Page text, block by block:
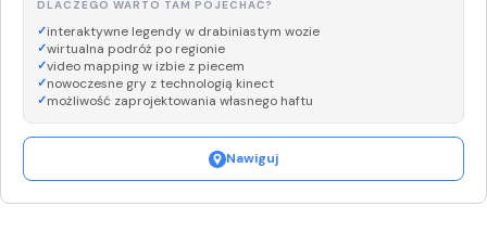
DLACZEGO WARTO TAM POJECHAĆ?
interaktywne legendy w drabiniastym wozie
wirtualna podróż po regionie
video mapping w izbie z piecem
nowoczesne gry z technologią kinect
możliwość zaprojektowania własnego haftu
Nawiguj